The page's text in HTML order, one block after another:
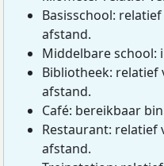
Basisschool:
afstand.
Middelbare school:
Bibliotheek: relatief
afstand.
Café: bereikbaar
Restaurant: relatief
afstand.